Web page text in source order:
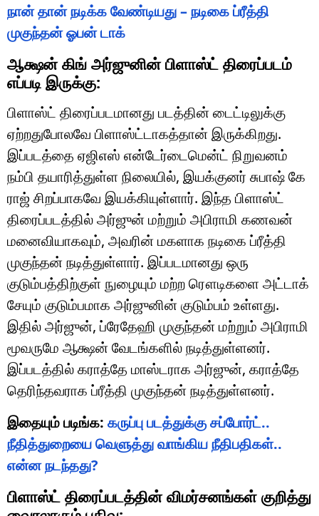
நான் தான் நடிக்க வேண்டியது – நடிகை ப்ரீத்தி
முகுந்தன் ஓபன் டாக்
ஆக்ஷன் கிங் அர்ஜுனின் பிளாஸ்ட் திரைப்படம்
எப்படி இருக்கு:
பிளாஸ்ட் திரைப்படமானது படத்தின் டைட்டிலுக்கு
ஏற்றதுபோலவே பிளாஸ்ட்டாகத்தான் இருக்கிறது.
இப்படத்தை ஏஜிஎஸ் என்டேர்டைமென்ட் நிறுவனம்
நம்பி தயாரித்துள்ள நிலையில், இயக்குனர் சுபாஷ் கே
ராஜ் சிறப்பாகவே இயக்கியுள்ளார். இந்த பிளாஸ்ட்
திரைப்படத்தில் அர்ஜுன் மற்றும் அபிராமி கணவன்
மனைவியாகவும், அவரின் மகளாக நடிகை ப்ரீத்தி
முகுந்தன் நடித்துள்ளார். இப்படமானது ஒரு
குடும்பத்திற்குள் நுழையும் மற்ற ரௌடிகளை அட்டாக்
சேயும் குடும்பமாக அர்ஜுனின் குடும்பம் உள்ளது.
இதில் அர்ஜுன், ப்ரேதேஹி முகுந்தன் மற்றும் அபிராமி
மூவருமே ஆக்ஷன் வேடங்களில் நடித்துள்ளனர்.
இப்படத்தில் கராத்தே மாஸ்டராக அர்ஜுன், கராத்தே
தெரிந்தவராக ப்ரீத்தி முகுந்தன் நடித்துள்ளனர்.
இதையும் படிங்க: கருப்பு படத்துக்கு சப்போர்ட்..
நீதித்துறையை வெளுத்து வாங்கிய நீதிபதிகள்..
என்ன நடந்தது?
பிளாஸ்ட் திரைப்படத்தின் விமர்சனங்கள் குறித்து